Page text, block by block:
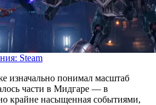
Steam
изначально понимал масштаб
части в Мидгаре — в
крайне насыщенная событиями,